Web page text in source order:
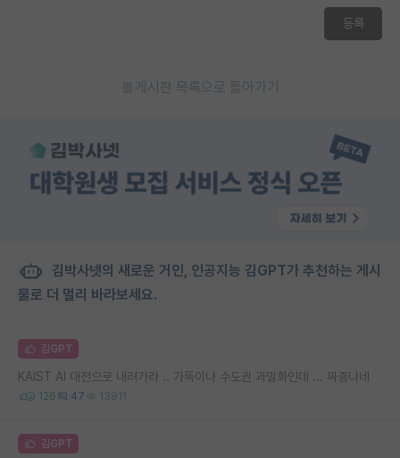
등록
게시판 목록으로 돌아가기
김박사넷의 새로운 거인, 인공지능 김GPT가 추천하는 게시
물로 더 멀리 바라보세요.
김GPT
KAIST AI 대전으로 내려가라 .. 가뜩이나 수도권 과밀화인데 ... 짜증나네
126 47 13911
김GPT